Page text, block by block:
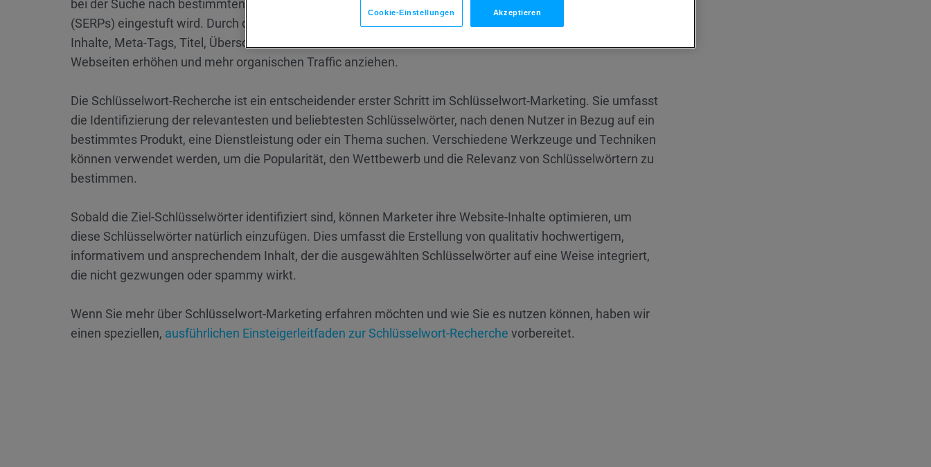
bei der Suche nach bestimmten Schlüsselwörtern oder Phrasen hoch in den Suchmaschinenergebnisseiten
(SERPs) eingestuft wird. Durch die gezielte Auswahl und Integration relevanter Schlüsselwörter in Website-
Inhalte, Meta-Tags, Titel, Überschriften und andere Elemente können Marketer die Sichtbarkeit ihrer
Webseiten erhöhen und mehr organischen Traffic anziehen.
Die Schlüsselwort-Recherche ist ein entscheidender erster Schritt im Schlüsselwort-Marketing. Sie umfasst
die Identifizierung der relevantesten und beliebtesten Schlüsselwörter, nach denen Nutzer in Bezug auf ein
bestimmtes Produkt, eine Dienstleistung oder ein Thema suchen. Verschiedene Werkzeuge und Techniken
können verwendet werden, um die Popularität, den Wettbewerb und die Relevanz von Schlüsselwörtern zu
bestimmen.
Sobald die Ziel-Schlüsselwörter identifiziert sind, können Marketer ihre Website-Inhalte optimieren, um
diese Schlüsselwörter natürlich einzufügen. Dies umfasst die Erstellung von qualitativ hochwertigem,
informativem und ansprechendem Inhalt, der die ausgewählten Schlüsselwörter auf eine Weise integriert,
die nicht gezwungen oder spammy wirkt.
Wenn Sie mehr über Schlüsselwort-Marketing erfahren möchten und wie Sie es nutzen können, haben wir
einen speziellen, ausführlichen Einsteigerleitfaden zur Schlüsselwort-Recherche vorbereitet.
Cookie-Einstellungen Akzeptieren